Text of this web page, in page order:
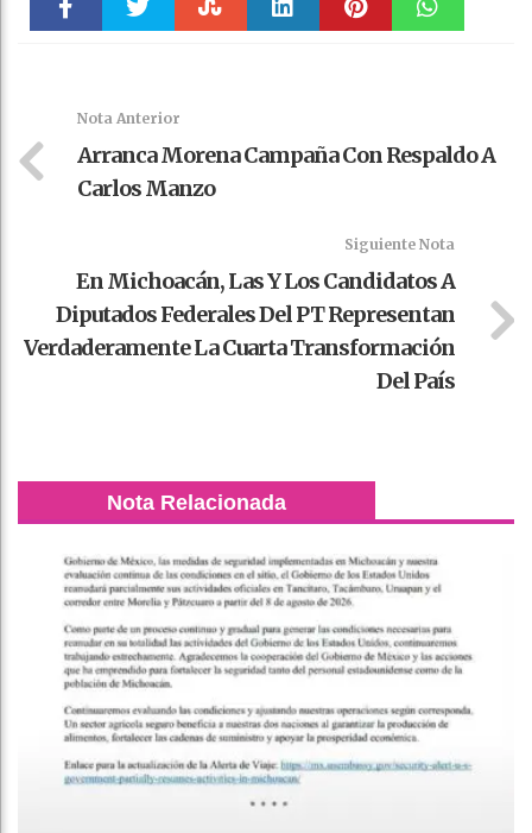
Nota Anterior
Arranca Morena Campaña Con Respaldo A
Carlos Manzo
Siguiente Nota
En Michoacán, Las Y Los Candidatos A
Diputados Federales Del PT Representan
Verdaderamente La Cuarta Transformación
Del País
Nota Relacionada